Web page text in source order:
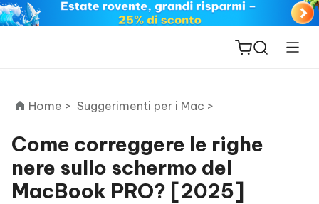
ReiBoot
for iOS
Home > Suggerimenti per i Mac >
Come correggere le righe
nere sullo schermo del
MacBook PRO? [2025]